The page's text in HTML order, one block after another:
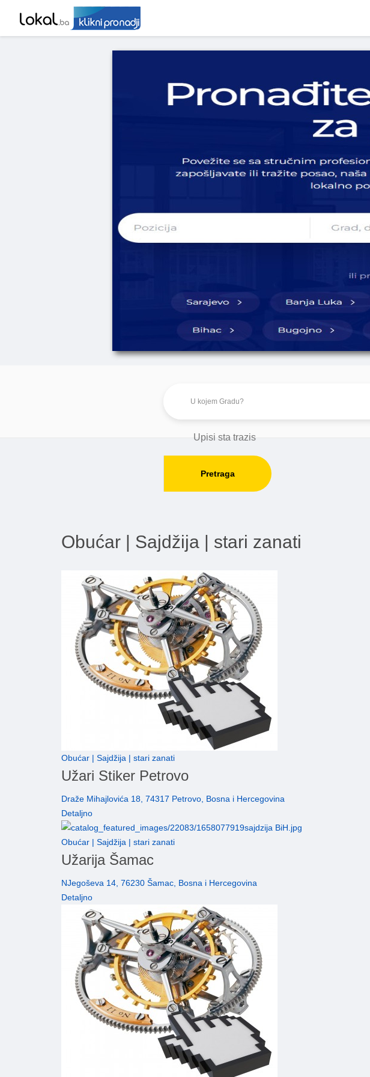
Pretraga
Obućar | Sajdžija | stari zanati
Obućar | Sajdžija | stari zanati
Užari Stiker Petrovo
Draže Mihajlovića 18, 74317 Petrovo, Bosna i Hercegovina
Detaljno
Obućar | Sajdžija | stari zanati
Užarija Šamac
NJegoševa 14, 76230 Šamac, Bosna i Hercegovina
Detaljno